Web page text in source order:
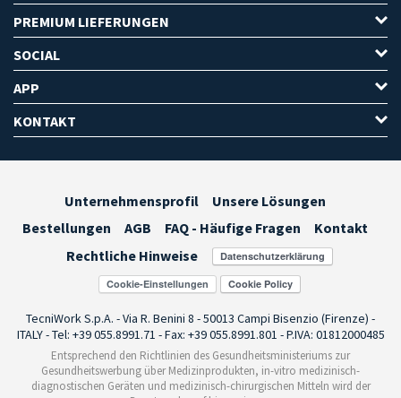
PREMIUM LIEFERUNGEN
SOCIAL
APP
KONTAKT
Unternehmensprofil
Unsere Lösungen
Bestellungen
AGB FAQ - Häufige Fragen
Kontakt
Rechtliche Hinweise
Cookie-Einstellungen
TecniWork S.p.A. - Via R. Benini 8 - 50013 Campi Bisenzio (Firenze) -
ITALY - Tel: +39 055.8991.71 - Fax: +39 055.8991.801 - P.IVA: 01812000485
Entsprechend den Richtlinien des Gesundheitsministeriums zur
Gesundheitswerbung über Medizinprodukten, in-vitro medizinisch-
diagnostischen Geräten und medizinisch-chirurgischen Mitteln wird der